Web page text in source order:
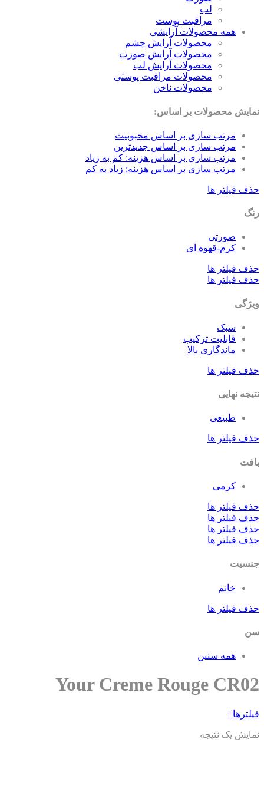
لب
مراقبت پوست
همه محصولات آرایشی
محصولات آرایش چشم
محصولات آرایش صورت
محصولات آرایش لب
محصولات مراقبت پوستی
محصولات ناخن
محصولات بر اساس:
مرتب سازی بر اساس محبوبیت
مرتب سازی بر اساس جدیدترین
مرتب سازی بر اساس هزینه: کم به زیاد
مرتب سازی بر اساس هزینه: زیاد به کم
فیلتر ها
صورتی
کرم-قهوه ای
فیلتر ها
فیلتر ها
سبک
قابلیت ترکیب
ماندگاری بالا
فیلتر ها
نهایی
طبیعی
فیلتر ها
کرمی
فیلتر ها
فیلتر ها
فیلتر ها
فیلتر ها
خانم
فیلتر ها
همه سنین
Your Creme Rouge
+
یک نتیجه